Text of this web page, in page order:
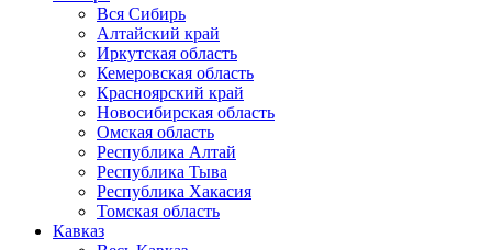
Вся Сибирь
Алтайский край
Иркутская область
Кемеровская область
Красноярский край
Новосибирская область
Омская область
Республика Алтай
Республика Тыва
Республика Хакасия
Томская область
Кавказ